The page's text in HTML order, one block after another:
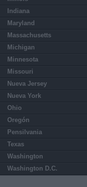
Indiana
Maryland
Massachusetts
Michigan
Minnesota
Missouri
Nueva Jersey
Nueva York
Ohio
Oregón
Pensilvania
Texas
Washington
Washington D.C.